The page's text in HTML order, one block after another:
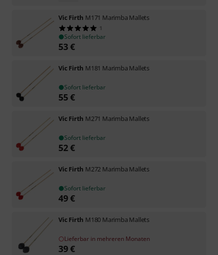
Vic Firth M171 Marimba Mallets
1
Sofort lieferbar
53€
Vic Firth M181 Marimba Mallets
Sofort lieferbar
55€
Vic Firth M271 Marimba Mallets
Sofort lieferbar
52€
Vic Firth M272 Marimba Mallets
Sofort lieferbar
49€
Vic Firth M180 Marimba Mallets
Lieferbar in mehreren Monaten
39€